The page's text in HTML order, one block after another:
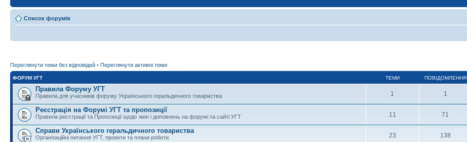
Список форумів
Переглянути теми без відповідей • Переглянути активні теми
ФОРУМ УГТ ТЕМИ ПОВІДОМЛЕННЯ
Правила Форуму УГТ
Правила для учасників форуму Українського геральдичного товариства 1 1
Реєстрація на Форумі УГТ та пропозиції
Правила реєстрації та Пропозиції щодо змін і доповнень на форумі та сайті УГТ 11 71
Справи Українського геральдичного товариства
Організаційні питання УГТ, проекти та плани роботи 23 138